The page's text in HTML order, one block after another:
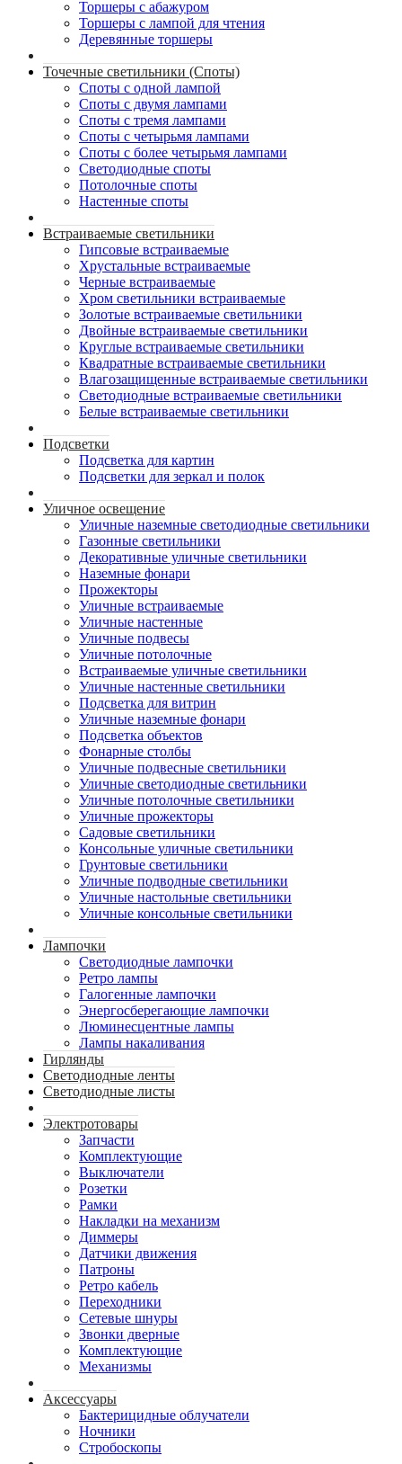
Торшеры с абажуром
Торшеры с лампой для чтения
Деревянные торшеры
Точечные светильники (Споты)
Споты с одной лампой
Споты с двумя лампами
Споты с тремя лампами
Споты с четырьмя лампами
Споты с более четырьмя лампами
Светодиодные споты
Потолочные споты
Настенные споты
Встраиваемые светильники
Гипсовые встраиваемые
Хрустальные встраиваемые
Черные встраиваемые
Хром светильники встраиваемые
Золотые встраиваемые светильники
Двойные встраиваемые светильники
Круглые встраиваемые светильники
Квадратные встраиваемые светильники
Влагозащищенные встраиваемые светильники
Светодиодные встраиваемые светильники
Белые встраиваемые светильники
Подсветки
Подсветка для картин
Подсветки для зеркал и полок
Уличное освещение
Уличные наземные светодиодные светильники
Газонные светильники
Декоративные уличные светильники
Наземные фонари
Прожекторы
Уличные встраиваемые
Уличные настенные
Уличные подвесы
Уличные потолочные
Встраиваемые уличные светильники
Уличные настенные светильники
Подсветка для витрин
Уличные наземные фонари
Подсветка объектов
Фонарные столбы
Уличные подвесные светильники
Уличные светодиодные светильники
Уличные потолочные светильники
Уличные прожекторы
Садовые светильники
Консольные уличные светильники
Грунтовые светильники
Уличные подводные светильники
Уличные настольные светильники
Уличные консольные светильники
Лампочки
Светодиодные лампочки
Ретро лампы
Галогенные лампочки
Энергосберегающие лампочки
Люминесцентные лампы
Лампы накаливания
Гирлянды
Светодиодные ленты
Светодиодные листы
Электротовары
Запчасти
Комплектующие
Выключатели
Розетки
Рамки
Накладки на механизм
Диммеры
Датчики движения
Патроны
Ретро кабель
Переходники
Сетевые шнуры
Звонки дверные
Комплектующие
Механизмы
Аксессуары
Бактерицидные облучатели
Ночники
Стробоскопы